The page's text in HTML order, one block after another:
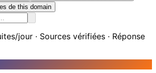
de this domain
jour · Sources vérifiées · Réponse